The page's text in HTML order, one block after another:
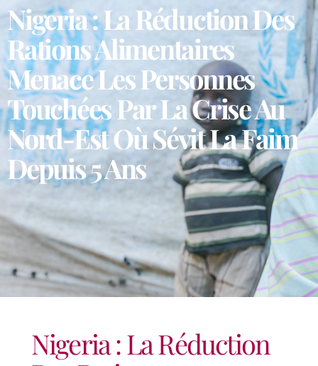
Nigeria : La Réduction Des
Rations Alimentaires
Menace Les Personnes
Touchées Par La Crise Au
Nord-Est Où Sévit La Faim
Depuis 5 Ans
Nigeria : La Réduction